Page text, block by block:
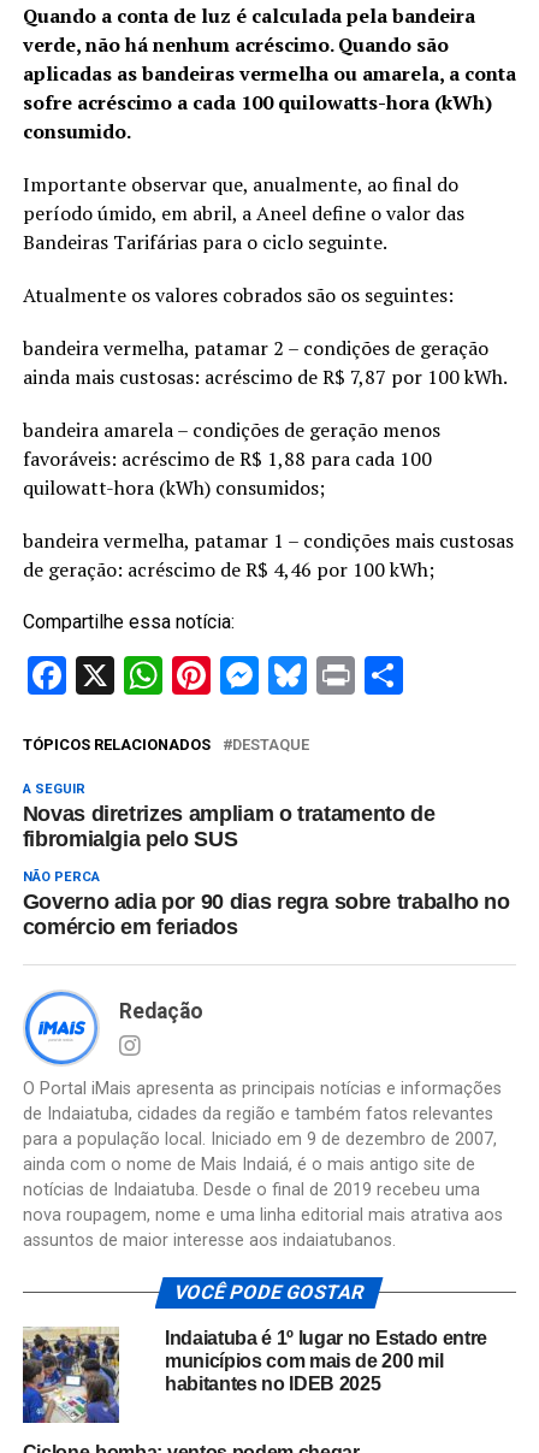
Quando a conta de luz é calculada pela bandeira
verde, não há nenhum acréscimo. Quando são
aplicadas as bandeiras vermelha ou amarela, a conta
sofre acréscimo a cada 100 quilowatts-hora (kWh)
consumido.
Importante observar que, anualmente, ao final do
período úmido, em abril, a Aneel define o valor das
Bandeiras Tarifárias para o ciclo seguinte.
Atualmente os valores cobrados são os seguintes:
bandeira vermelha, patamar 2 – condições de geração
ainda mais custosas: acréscimo de R$ 7,87 por 100 kWh.
bandeira amarela – condições de geração menos
favoráveis: acréscimo de R$ 1,88 para cada 100
quilowatt-hora (kWh) consumidos;
bandeira vermelha, patamar 1 – condições mais custosas
de geração: acréscimo de R$ 4,46 por 100 kWh;
Compartilhe essa notícia:
Facebook
X WhatsApp
Pinterest
Messenger
Bluesky
PrintShare
TÓPICOS RELACIONADOS DESTAQUE
A SEGUIR
Novas diretrizes ampliam o tratamento de
fibromialgia pelo SUS
NÃO PERCA
Governo adia por 90 dias regra sobre trabalho no
comércio em feriados
Redação
O Portal iMais apresenta as principais notícias e informações
de Indaiatuba, cidades da região e também fatos relevantes
para a população local. Iniciado em 9 de dezembro de 2007,
ainda com o nome de Mais Indaiá, é o mais antigo site de
notícias de Indaiatuba. Desde o final de 2019 recebeu uma
nova roupagem, nome e uma linha editorial mais atrativa aos
assuntos de maior interesse aos indaiatubanos.
VOCÊ PODE GOSTAR
Indaiatuba é 1º lugar no Estado entre
municípios com mais de 200 mil
habitantes no IDEB 2025